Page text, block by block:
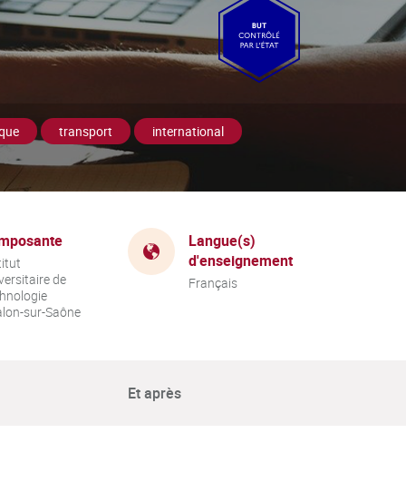
transport international
de
sur-Saône
Langue(s)
d'enseignement
Français
Et après